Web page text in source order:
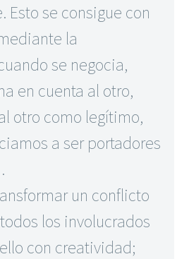
Esto se consigue con
la
se negocia,
en cuenta al otro,
otro como legítimo,
a ser portadores
un conflicto
los involucrados
con creatividad;